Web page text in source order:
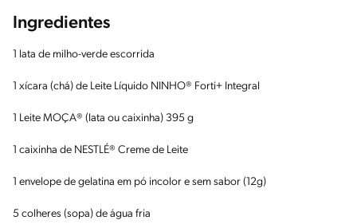
Ingredientes
1 lata de milho-verde escorrida
1 xícara (chá) de Leite Líquido NINHO® Forti+ Integral
1 Leite MOÇA® (lata ou caixinha) 395 g
1 caixinha de NESTLÉ® Creme de Leite
1 envelope de gelatina em pó incolor e sem sabor (12g)
5 colheres (sopa) de água fria